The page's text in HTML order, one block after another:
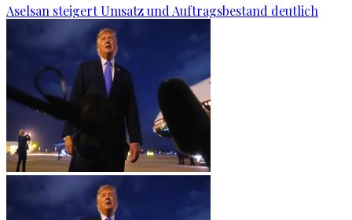
Aselsan steigert Umsatz und Auftragsbestand deutlich